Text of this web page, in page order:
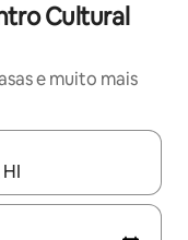
Cultural
e muito mais
navegue com